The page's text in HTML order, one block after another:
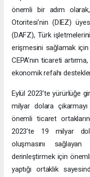
önemli bir adım
Otoritesi’nin (DIEZ)
(DAFZ), Türk
erişmesini sağlamak için
CEPA’nın ticareti
ekonomik refahı
Eylül 2023’te yürürlüğe
milyar dolara
önemli ticaret
2023’te 19 milyar
oluşmasını
derinleştirmek için
yaptığı ortaklık